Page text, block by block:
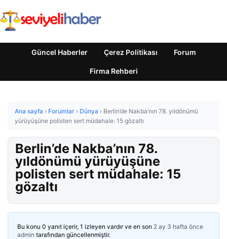
Güncel Haberler Çerez Politikası Forum
Firma Rehberi
Ana sayfa › Forumlar › Dünya › Berlin’de Nakba’nın 78. yıldönümü
yürüyüşüne polisten sert müdahale: 15 gözaltı
Berlin’de Nakba’nın 78.
yıldönümü yürüyüşüne
polisten sert müdahale: 15
gözaltı
Bu konu 0 yanıt içerir, 1 izleyen vardır ve en son 2 ay 3 hafta önce
admin tarafından güncellenmiştir.